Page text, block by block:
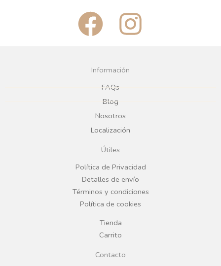
F
a
c
e
b
o
o
k
I
n
g
r
a
Información
FAQs
Blog
Nosotros
Localización
Útiles
Política de Privacidad
Detalles de envío
Términos y condiciones
Política de cookies
Tienda
Carrito
Contacto